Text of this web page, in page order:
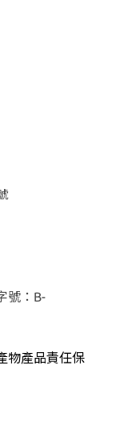
號：B-
物產品責任保